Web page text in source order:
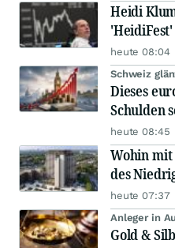
Heidi
heute 08:04
Schweiz
Dieses
Schulden
heute 08:45
Wohin mit
des
heute 07:37
Anleger in
Gold &